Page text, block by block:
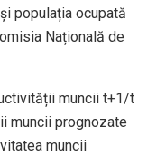
populația ocupată
Națională de
muncii t+1/t
muncii prognozate
muncii